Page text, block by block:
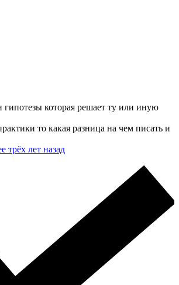
гипотезы которая решает ту или иную
то какая разница на чем писать и
трёх лет назад